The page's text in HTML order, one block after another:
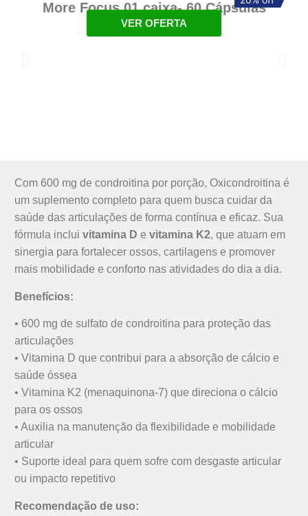
More Focus 01 caixa- 60 Cápsulas
VER OFERTA
Com 600 mg de condroitina por porção, Oxicondroitina é
um suplemento completo para quem busca cuidar da
saúde das articulações de forma contínua e eficaz. Sua
fórmula incluivitamina D evitamina K2, que atuam em
sinergia para fortalecer ossos, cartilagens e promover
mais mobilidade e conforto nas atividades do dia a dia.
Benefícios:
• 600 mg de sulfato de condroitina para proteção das
articulações
• Vitamina D que contribui para a absorção de cálcio e
saúde óssea
• Vitamina K2 (menaquinona-7) que direciona o cálcio
para os ossos
• Auxilia na manutenção da flexibilidade e mobilidade
articular
• Suporte ideal para quem sofre com desgaste articular
ou impacto repetitivo
Recomendação de uso: